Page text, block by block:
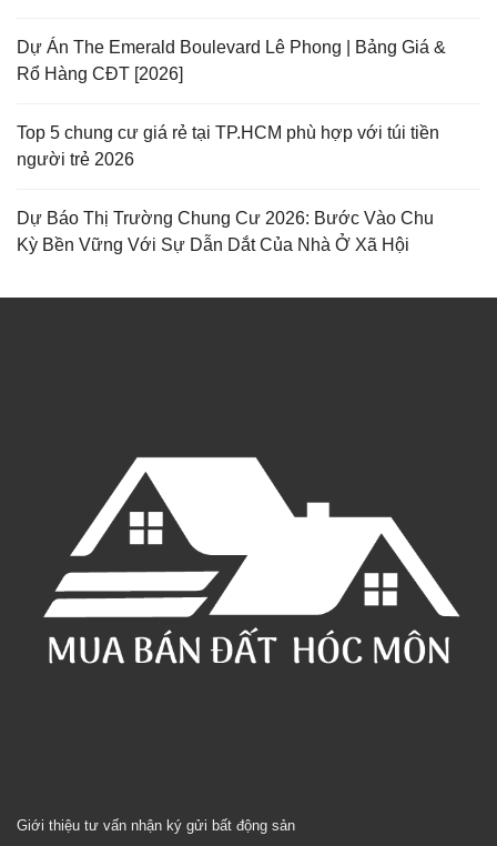
Dự Án The Emerald Boulevard Lê Phong | Bảng Giá &
Rổ Hàng CĐT [2026]
Top 5 chung cư giá rẻ tại TP.HCM phù hợp với túi tiền
người trẻ 2026
Dự Báo Thị Trường Chung Cư 2026: Bước Vào Chu
Kỳ Bền Vững Với Sự Dẫn Dắt Của Nhà Ở Xã Hội
Giới thiệu tư vấn nhận ký gửi bất động sản